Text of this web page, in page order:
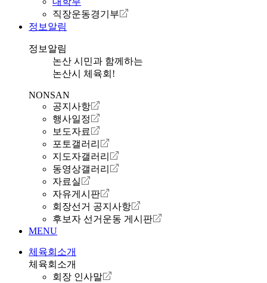
직장운동경기부
정보알림
정보알림
논산 시민과 함께하는
논산시 체육회!
NONSAN
공지사항
행사일정
보도자료
포토갤러리
지도자갤러리
동영상갤러리
자료실
자유게시판
회장선거 공지사항
후보자 선거운동 게시판
MENU
체육회소개
체육회소개
회장 인사말